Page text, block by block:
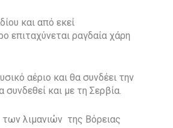
και από εκεί
επιταχύνεται ραγδαία χάρη
αέριο και θα συνδέει την
και με τη Σερβία.
λιμανιών της Βόρειας